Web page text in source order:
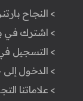
> النجاح
> اشترك في
> التسجيل
> الدخول
> علاماتنا